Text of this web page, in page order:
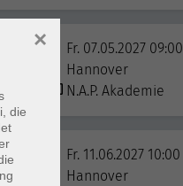
Fr. 07.05.2027 09:00
Hannover
N.A.P. Akademie
Fr. 11.06.2027 10:00
Hannover
die
×